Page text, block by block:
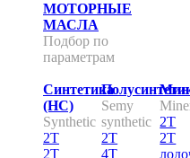
МОТОРНЫЕ
МАСЛА
Подбор по
параметрам
Синтетика
(НС)
Synthetic
2Т
2Т
Sеmy
synthetic
2Т
4Т
2Т
2Т